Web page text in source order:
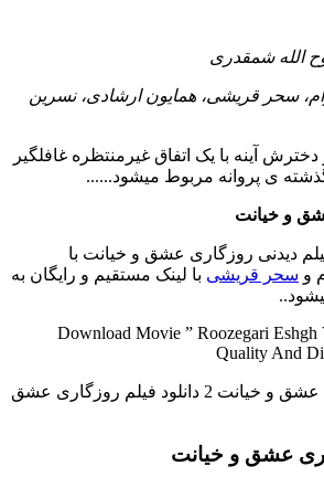
الله شمقدری
سحر قریشی، همایون ارشادی، نسرین
دخترش آینه با یک اتفاق غیرمنتظره غافلگیر
ی پروانه مربوط میشود......
و خیانت
دیدنی روزگاری عشق و خیانت با
و سحر قریشی با لینک مستقیم و رایگان به
Download Movie ” Roozegari Eshgh
Quality And
عشق و خیانت